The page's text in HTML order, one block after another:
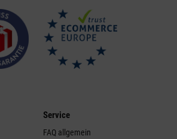
Service
FAQ allgemein